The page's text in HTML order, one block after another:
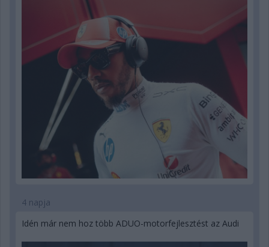
4 napja
Idén már nem hoz több ADUO-motorfejlesztést az Audi